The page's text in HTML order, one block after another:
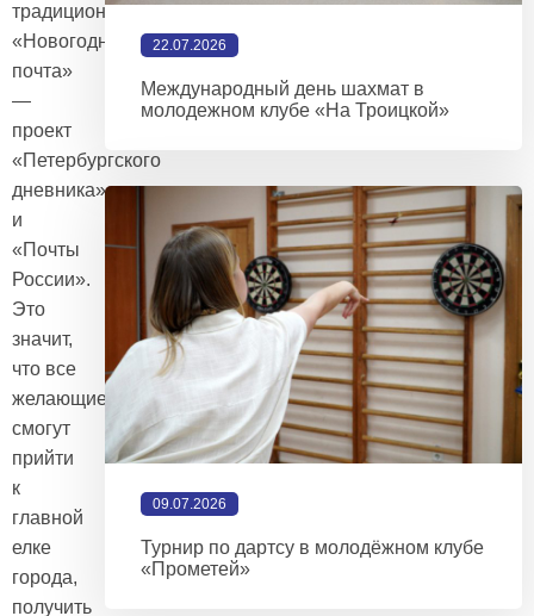
традиционная
«Новогодняя
почта»
—
проект
«Петербургского
дневника»
и
«Почты
России».
Это
значит,
что все
желающие
смогут
прийти
к
главной
елке
города,
получить
22.07.2026
Международный день шахмат в
молодежном клубе «На Троицкой»
09.07.2026
Турнир по дартсу в молодёжном клубе
«Прометей»